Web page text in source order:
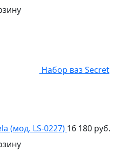
Набор ваз Secret
(мод. LS-0227) 16 180 руб.